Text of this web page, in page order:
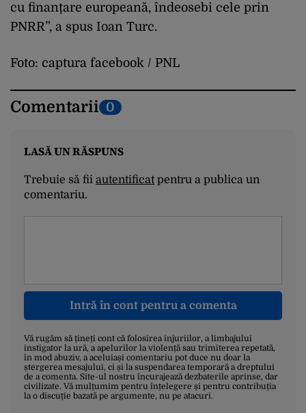
cu finanțare europeană, îndeosebi cele prin
PNRR”, a spus Ioan Turc.
Foto: captura facebook / PNL
Comentarii 0
LASĂ UN RĂSPUNS
Trebuie să fii autentificatpentru a publica un
comentariu.
Intră în cont pentru a comenta
Vă rugăm să țineți cont că folosirea injuriilor, a limbajului
instigator la ură, a apelurilor la violență sau trimiterea repetată,
în mod abuziv, a aceluiași comentariu pot duce nu doar la
ștergerea mesajului, ci și la suspendarea temporară a dreptului
de a comenta. Site-ul nostru încurajează dezbaterile aprinse, dar
civilizate. Vă mulțumim pentru înțelegere și pentru contribuția
la o discuție bazată pe argumente, nu pe atacuri.